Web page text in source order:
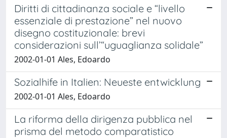
Diritti di cittadinanza sociale e “livello
essenziale di prestazione” nel nuovo
disegno costituzionale: brevi
considerazioni sull’“uguaglianza solidale”
2002-01-01 Ales, Edoardo
Sozialhife in Italien: Neueste entwicklung
2002-01-01 Ales, Edoardo
La riforma della dirigenza pubblica nel
prisma del metodo comparatistico